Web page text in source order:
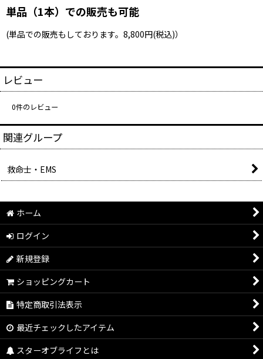
単品（1本）での販売も可能
(単品での販売もしております。8,800円(税込)）
レビュー
0件のレビュー
関連グループ
救命士・EMS
ホーム
ログイン
新規登録
ショッピングカート
特定商取引法表示
最近チェックしたアイテム
スターオブライフとは